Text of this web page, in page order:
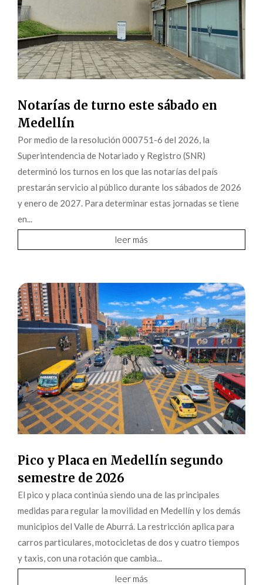
Notarías de turno este sábado en
Medellín
Por medio de la resolución 000751-6 del 2026, la
Superintendencia de Notariado y Registro (SNR)
determinó los turnos en los que las notarías del país
prestarán servicio al público durante los sábados de 2026
y enero de 2027. Para determinar estas jornadas se tiene
en...
leer más
Pico y Placa en Medellín segundo
semestre de 2026
El pico y placa continúa siendo una de las principales
medidas para regular la movilidad en Medellín y los demás
municipios del Valle de Aburrá. La restricción aplica para
carros particulares, motocicletas de dos y cuatro tiempos
y taxis, con una rotación que cambia...
leer más